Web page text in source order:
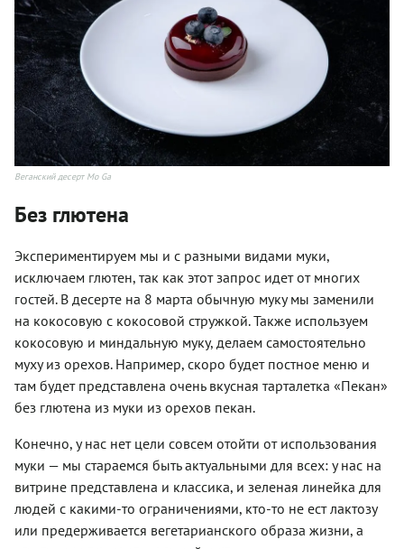
Веганский десерт Mo Ga
Без глютена
Экспериментируем мы и с разными видами муки,
исключаем глютен, так как этот запрос идет от многих
гостей. В десерте на 8 марта обычную муку мы заменили
на кокосовую с кокосовой стружкой. Также используем
кокосовую и миндальную муку, делаем самостоятельно
муху из орехов. Например, скоро будет постное меню и
там будет представлена очень вкусная тарталетка «Пекан»
без глютена из муки из орехов пекан.
Конечно, у нас нет цели совсем отойти от использования
муки — мы стараемся быть актуальными для всех: у нас на
витрине представлена и классика, и зеленая линейка для
людей с какими-то ограничениями, кто-то не ест лактозу
или предерживается вегетарианского образа жизни, а